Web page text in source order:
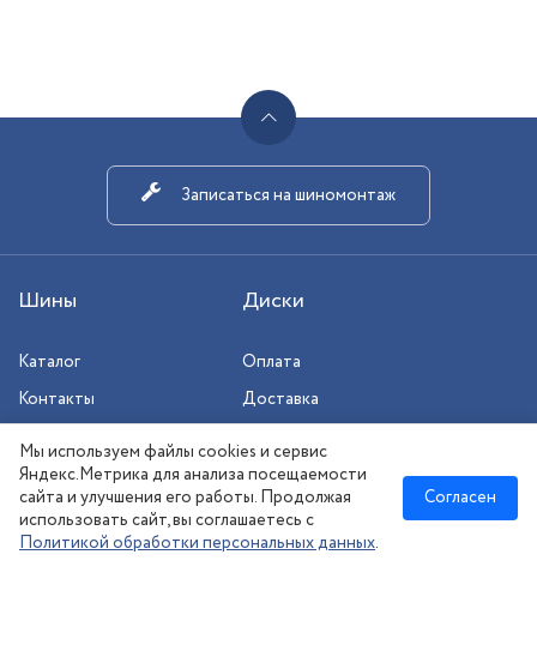
Шины Диски
Каталог
Контакты
Оплата
Доставка
Сезонное хранение
Записаться на шиномонтаж
Новосибирск:
Мы используем файлы cookies и сервис
Яндекс.Метрика для анализа посещаемости
сайта и улучшения его работы. Продолжая
использовать сайт, вы соглашаетесь с
Политикой обработки персональных данных.
Согласен